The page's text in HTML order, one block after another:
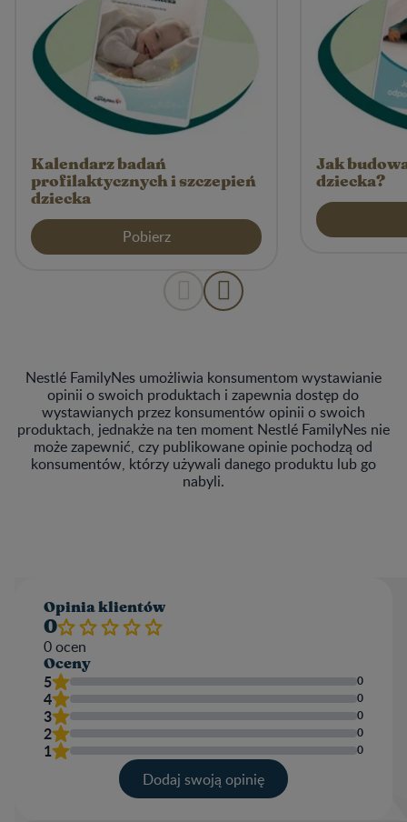
Kalendarz badań
profilaktycznych i szczepień
dziecka
Pobierz
Jak
dziecka?
Nestlé FamilyNes umożliwia konsumentom wystawianie
opinii o swoich produktach i zapewnia dostęp do
wystawianych przez konsumentów opinii o swoich
produktach, jednakże na ten moment Nestlé FamilyNes nie
może zapewnić, czy publikowane opinie pochodzą od
konsumentów, którzy używali danego produktu lub go
nabyli.
Opinia klientów​
0
0ocen
Oceny
5 0
4 0
3 0
2 0
1 0
Dodaj swoją opinię​